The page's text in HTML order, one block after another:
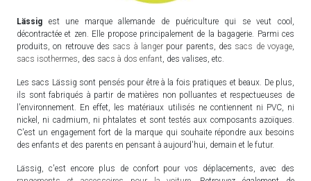
Lässig est une marque allemande de puériculture qui se veut cool,
décontractée et zen. Elle propose principalement de la bagagerie. Parmi ces
produits, on retrouve des sacs à langer pour parents, des sacs de voyage,
sacs isothermes, des sacs à dos enfant, des valises, etc.
Les sacs Lässig sont pensés pour être à la fois pratiques et beaux. De plus,
ils sont fabriqués à partir de matières non polluantes et respectueuses de
l'environnement. En effet, les matériaux utilisés ne contiennent ni PVC, ni
nickel, ni cadmium, ni phtalates et sont testés aux composants azoïques.
C'est un engagement fort de la marque qui souhaite répondre aux besoins
des enfants et des parents en pensant à aujourd'hui, demain et le futur.
Lässig, c'est encore plus de confort pour vos déplacements, avec des